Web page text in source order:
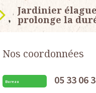
Jardinier
prolonge la
Nos coordonnées
Bureau 05 33 06